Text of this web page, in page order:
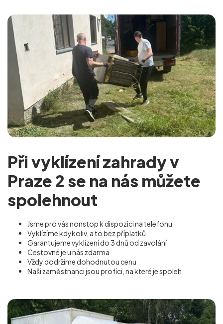
Při vyklízení zahrady v
Praze 2 se na nás můžete
spolehnout
Jsme pro vás nonstop k dispozici na telefonu
Vyklízíme kdykoliv, a to bez příplatků
Garantujeme vyklízení do 3 dnů od zavolání
Cestovné je u nás zdarma
Vždy dodržíme dohodnutou cenu
Naši zaměstnanci jsou profíci, na které je spoleh